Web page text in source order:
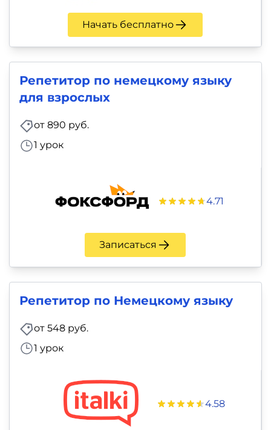
Начать бесплатно
Репетитор по немецкому языку
для взрослых
от 890 руб.
1 урок
4.71
Записаться
Репетитор по Немецкому языку
от 548 руб.
1 урок
4.58